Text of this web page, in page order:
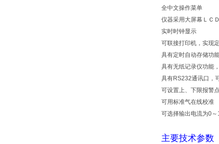
全中文操作菜单
仪器采用大屏幕ＬＣ
实时时钟显示
可联接打印机，实现
具有定时自动存储功
具有无纸记录仪功能
具有RS232通讯口，
可设置上、下限报警
可用标准气在线校准
可选择输出电流为0
主要技术参数